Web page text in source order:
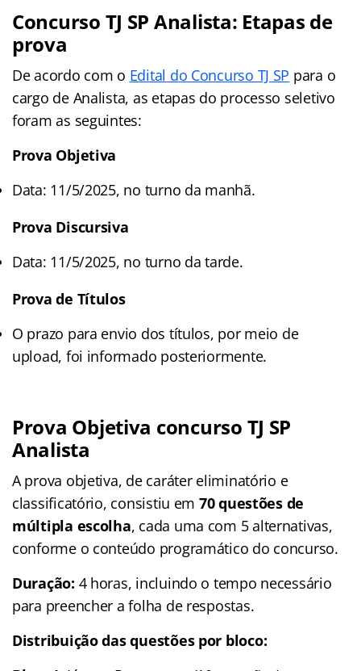
Concurso TJ SP Analista: Etapas de
prova
De acordo com o Edital do Concurso TJ SP para o
cargo de Analista, as etapas do processo seletivo
foram as seguintes:
Prova Objetiva
Data: 11/5/2025, no turno da manhã.
Prova Discursiva
Data: 11/5/2025, no turno da tarde.
Prova de Títulos
O prazo para envio dos títulos, por meio de
upload, foi informado posteriormente.
Prova Objetiva concurso TJ SP
Analista
A prova objetiva, de caráter eliminatório e
classificatório, consistiu em 70 questões de
múltipla escolha, cada uma com 5 alternativas,
conforme o conteúdo programático do concurso.
Duração: 4 horas, incluindo o tempo necessário
para preencher a folha de respostas.
Distribuição das questões por bloco: